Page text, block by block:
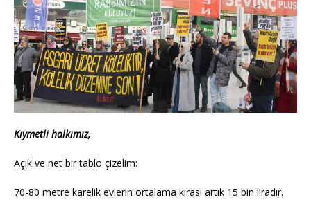
Kıymetli halkımız,
Açık ve net bir tablo çizelim:
70-80 metre karelik evlerin ortalama kirası artık 15 bin liradır.